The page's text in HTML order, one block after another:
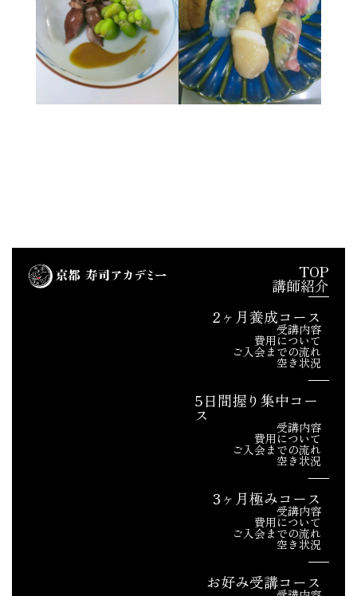
TOP
講師紹介
2ヶ月養成コース
受講内容
費用について
ご入会までの流れ
空き状況
5日間握り集中コー
ス
受講内容
費用について
ご入会までの流れ
空き状況
3ヶ月極みコース
受講内容
費用について
ご入会までの流れ
空き状況
お好み受講コース